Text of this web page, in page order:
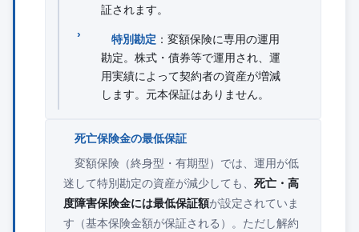
証されます。
特別勘定 ：変額保険に専用の運用
勘定。株式・債券等で運用され、運
用実績によって契約者の資産が増減
します。元本保証はありません。
死亡保険金の最低保証
変額保険（終身型・有期型）では、運用が低
迷して特別勘定の資産が減少しても、 死亡・高
度障害保険金には最低保証額が設定されていま
す（基本保険金額が保証される）。ただし解約